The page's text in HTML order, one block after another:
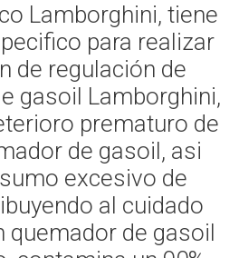
Lamborghini, tiene
para realizar
de regulación de
gasoil Lamborghini,
prematuro de
de gasoil, asi
excesivo de
al cuidado
quemador de gasoil